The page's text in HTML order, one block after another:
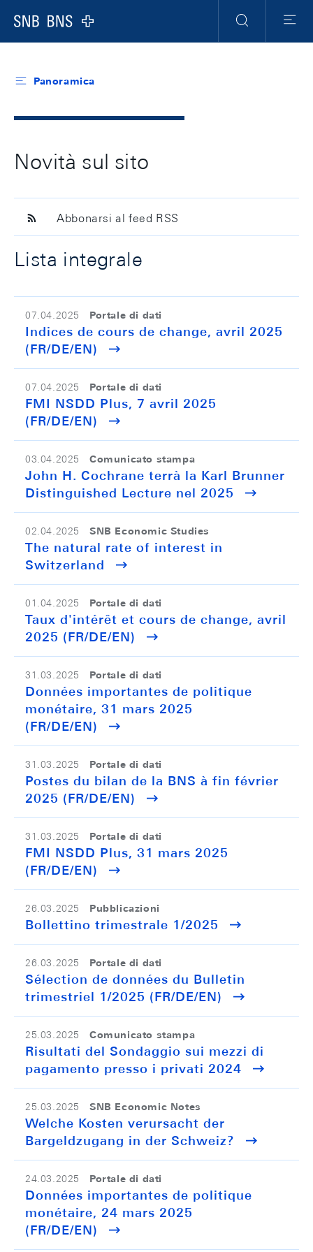
Logo
Navigation
Ricerca Menu
Panoramica
Novità sul sito
Abbonarsi al feed RSS
Lista integrale
07.04.2025 Portale di dati
Indices de cours de change, avril 2025
(FR/DE/EN)
07.04.2025 Portale di dati
FMI NSDD Plus, 7 avril 2025
(FR/DE/EN)
03.04.2025 Comunicato stampa
John H. Cochrane terrà la Karl Brunner
Distinguished Lecture nel 2025
02.04.2025 SNB Economic Studies
The natural rate of interest in
Switzerland
01.04.2025 Portale di dati
Taux d'intérêt et cours de change, avril
2025 (FR/DE/EN)
31.03.2025 Portale di dati
Données importantes de politique
monétaire, 31 mars 2025
(FR/DE/EN)
31.03.2025 Portale di dati
Postes du bilan de la BNS à fin février
2025 (FR/DE/EN)
31.03.2025 Portale di dati
FMI NSDD Plus, 31 mars 2025
(FR/DE/EN)
26.03.2025 Pubblicazioni
Bollettino trimestrale 1/2025
26.03.2025 Portale di dati
Sélection de données du Bulletin
trimestriel 1/2025 (FR/DE/EN)
25.03.2025 Comunicato stampa
Risultati del Sondaggio sui mezzi di
pagamento presso i privati 2024
25.03.2025 SNB Economic Notes
Welche Kosten verursacht der
Bargeldzugang in der Schweiz?
24.03.2025 Portale di dati
Données importantes de politique
monétaire, 24 mars 2025
(FR/DE/EN)